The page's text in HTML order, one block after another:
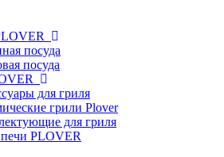
посуда
посуда
для гриля
грили Plover
для гриля
PLOVER